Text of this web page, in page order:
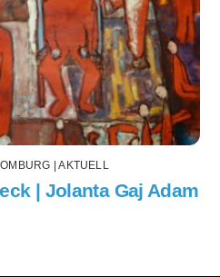
| AKTUELL
| Jolanta Gaj Adam